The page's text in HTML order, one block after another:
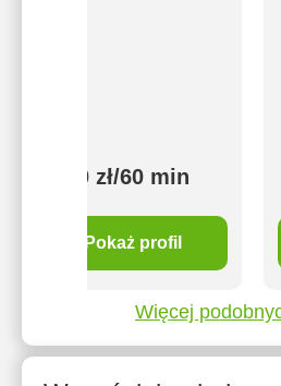
60 zł/60 min
Pokaż profil
Więcej